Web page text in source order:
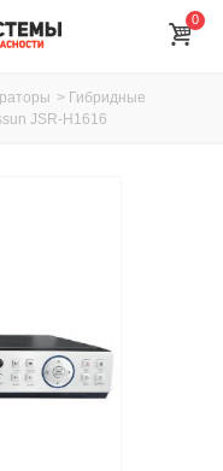
0
> Гибридные
JSR-H1616